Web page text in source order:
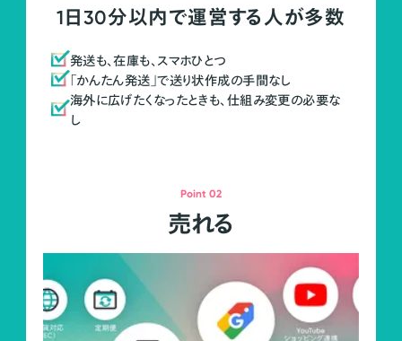
1日30分以内で運営する人が多数
発送も、在庫も、スマホひとつ
「かんたん発送」で送り状作成の手間なし
海外に広げたくなったときも、仕組み変更の必要な
し
Point 02
売れる